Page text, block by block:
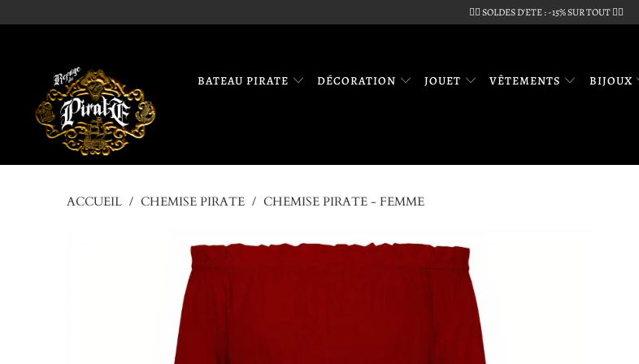
🏴‍☠️ SOLDES D'ETE : -15% SUR TOUT 🏴‍☠️
BATEAU PIRATE DÉCORATION JOUET VÊTEMENTS BIJOUX
ACCUEIL / CHEMISE PIRATE / CHEMISE PIRATE - FEMME